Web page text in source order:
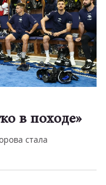
в походе»
стала